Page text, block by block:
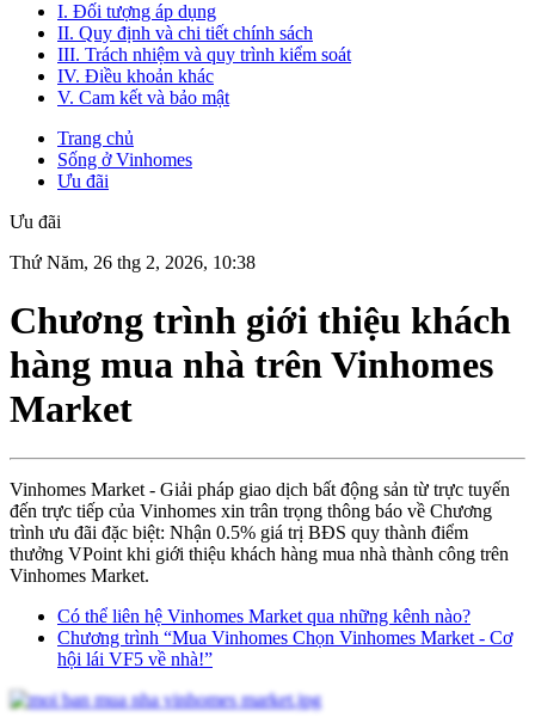
I. Đối tượng áp dụng
II. Quy định và chi tiết chính sách
III. Trách nhiệm và quy trình kiểm soát
IV. Điều khoản khác
V. Cam kết và bảo mật
Trang chủ
Sống ở Vinhomes
Ưu đãi
Ưu đãi
Thứ Năm, 26 thg 2, 2026, 10:38
Chương trình giới thiệu khách
hàng mua nhà trên Vinhomes
Market
Vinhomes Market - Giải pháp giao dịch bất động sản từ trực tuyến
đến trực tiếp của Vinhomes xin trân trọng thông báo về Chương
trình ưu đãi đặc biệt: Nhận 0.5% giá trị BĐS quy thành điểm
thưởng VPoint khi giới thiệu khách hàng mua nhà thành công trên
Vinhomes Market.
Có thể liên hệ Vinhomes Market qua những kênh nào?
Chương trình “Mua Vinhomes Chọn Vinhomes Market - Cơ
hội lái VF5 về nhà!”